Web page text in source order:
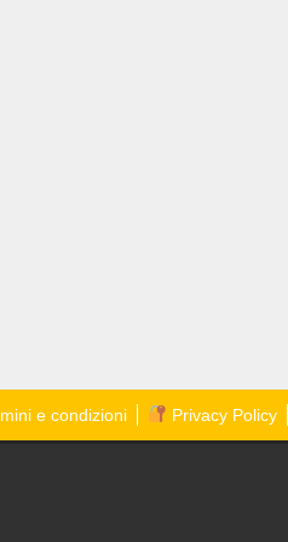
e condizioni Privacy Policy